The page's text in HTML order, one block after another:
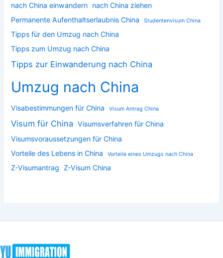
nach China einwandern nach China ziehen
Permanente Aufenthaltserlaubnis China
Studentenvisum China
Tipps für den Umzug nach China
Tipps zum Umzug nach China
Tipps zur Einwanderung nach China
Umzug nach China
Visabestimmungen für China Visum Antrag China
Visum für China
Visumsverfahren für China
Visumsvoraussetzungen für China
Vorteile des Lebens in China
Vorteile eines Umzugs nach China
Z-Visumantrag Z-Visum China